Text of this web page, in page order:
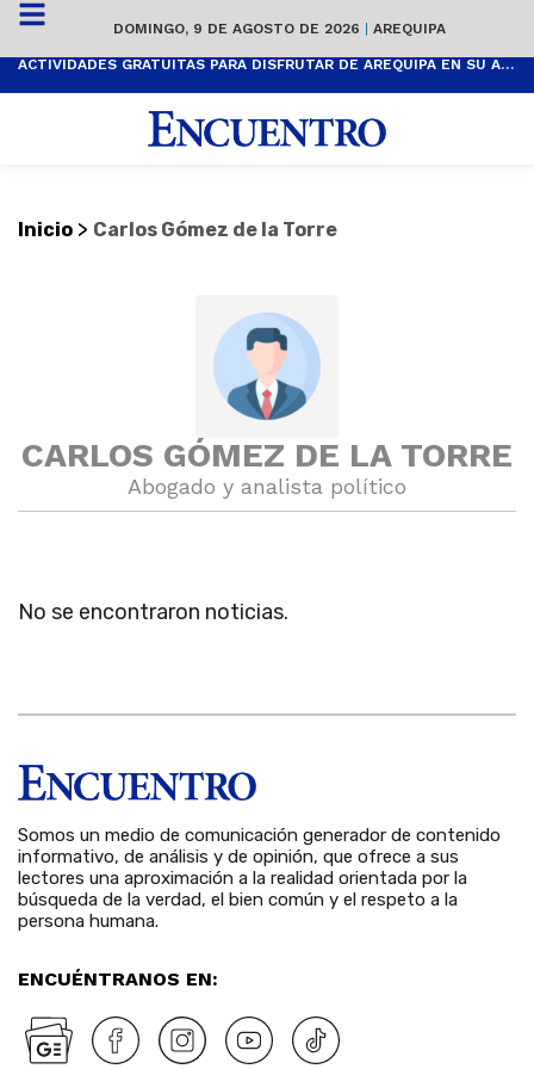
DOMINGO, 9 DE AGOSTO DE 2026 | AREQUIPA
ACTIVIDADES GRATUITAS PARA DISFRUTAR DE AREQUIPA EN SU ANIVERSARIO
Inicio > Carlos Gómez de la Torre
CARLOS GÓMEZ DE LA TORRE
Abogado y analista político
No se encontraron noticias.
Somos un medio de comunicación generador de contenido
informativo, de análisis y de opinión, que ofrece a sus
lectores una aproximación a la realidad orientada por la
búsqueda de la verdad, el bien común y el respeto a la
persona humana.
ENCUÉNTRANOS EN: